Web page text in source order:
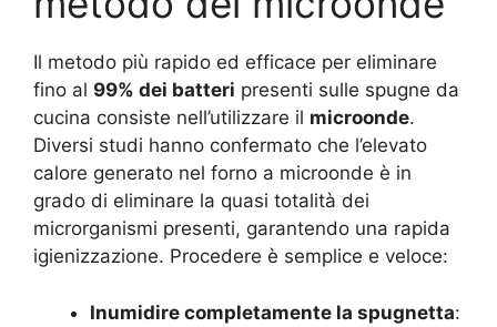
Il metodo più rapido ed efficace per eliminare
fino al 99% dei batteri presenti sulle spugne da
cucina consiste nell’utilizzare il microonde.
Diversi studi hanno confermato che l’elevato
calore generato nel forno a microonde è in
grado di eliminare la quasi totalità dei
microrganismi presenti, garantendo una rapida
igienizzazione. Procedere è semplice e veloce:
Inumidire completamente la spugnetta: